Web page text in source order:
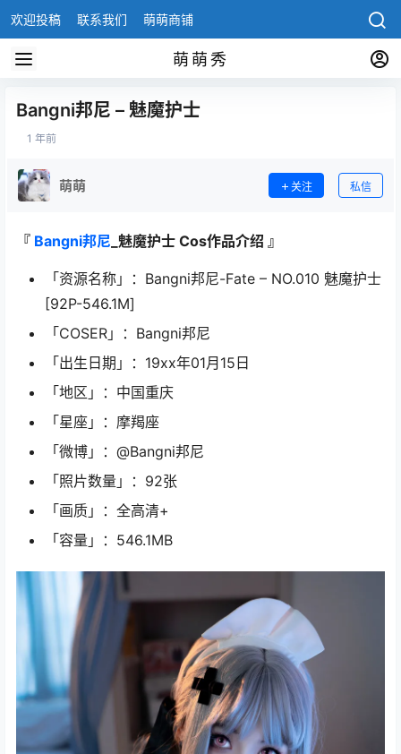
欢迎投稿 联系我们 萌萌商铺
萌萌秀
Bangni邦尼 – 魅魔护士
1 年前
萌萌 关注 私信
『 Bangni邦尼 _魅魔护士 Cos作品介绍 』
「资源名称」：Bangni邦尼-Fate – NO.010 魅魔护士
[92P-546.1M]
「COSER」：Bangni邦尼
「出生日期」：19xx年01月15日
「地区」：中国重庆
「星座」：摩羯座
「微博」：@Bangni邦尼
「照片数量」：92张
「画质」：全高清+
「容量」：546.1MB